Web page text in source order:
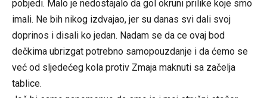
pobjedi. Malo je nedostajalo da gol okruni prilike koje smo
imali. Ne bih nikog izdvajao, jer su danas svi dali svoj
doprinos i disali ko jedan. Nadam se da ce ovaj bod
dečkima ubrizgat potrebno samopouzdanje i da ćemo se
već od sljedećeg kola protiv Zmaja maknuti sa začelja
tablice.